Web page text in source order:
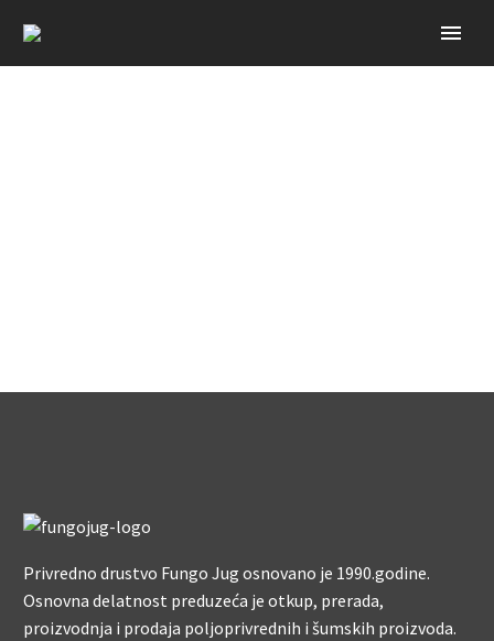
Privredno drustvo Fungo Jug osnovano je 1990.godine.
Osnovna delatnost preduzeća je otkup, prerada,
proizvodnja i prodaja poljoprivrednih i šumskih proizvoda.